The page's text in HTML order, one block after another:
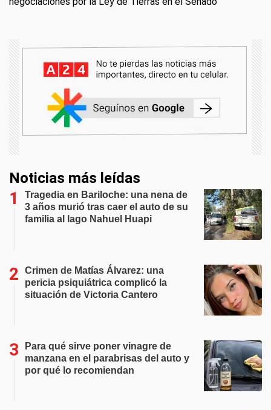
Noticias más leídas
Tragedia en Bariloche: una nena de
3 años murió tras caer el auto de su
familia al lago Nahuel Huapi
Crimen de Matías Álvarez: una
pericia psiquiátrica complicó la
situación de Victoria Cantero
Para qué sirve poner vinagre de
manzana en el parabrisas del auto y
por qué lo recomiendan